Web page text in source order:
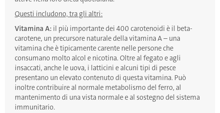
Questi includono, tra gli altri:
Vitamina A: il più importante dei 400 carotenoidi è il beta-
carotene, un precursore naturale della vitamina A – una
vitamina che è tipicamente carente nelle persone che
consumano molto alcol e nicotina. Oltre al fegato e agli
insaccati, anche le uova, i latticini e alcuni tipi di pesce
presentano un elevato contenuto di questa vitamina. Può
inoltre contribuire al normale metabolismo del ferro, al
mantenimento di una vista normale e al sostegno del sistema
immunitario.